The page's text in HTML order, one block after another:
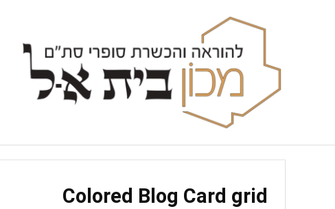
Colored Blog Card grid